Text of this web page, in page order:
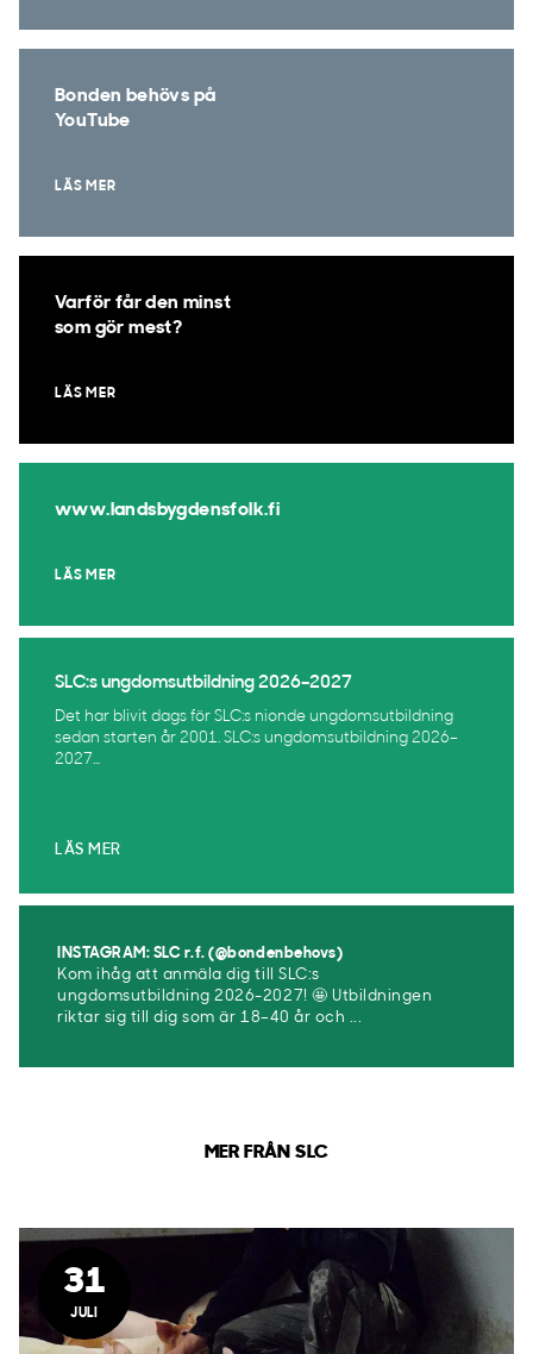
Bonden behövs på
YouTube
LÄS MER
Varför får den minst
som gör mest?
LÄS MER
www.landsbygdensfolk.fi
LÄS MER
SLC:s ungdomsutbildning 2026–2027
Det har blivit dags för SLC:s nionde ungdomsutbildning
sedan starten år 2001. SLC:s ungdomsutbildning 2026–
2027...
LÄS MER
INSTAGRAM: SLC r.f. (@bondenbehovs)
Kom ihåg att anmäla dig till SLC:s
ungdomsutbildning 2026-2027! 🤩 Utbildningen
riktar sig till dig som är 18–40 år och ...
MER FRÅN SLC
31
JULI